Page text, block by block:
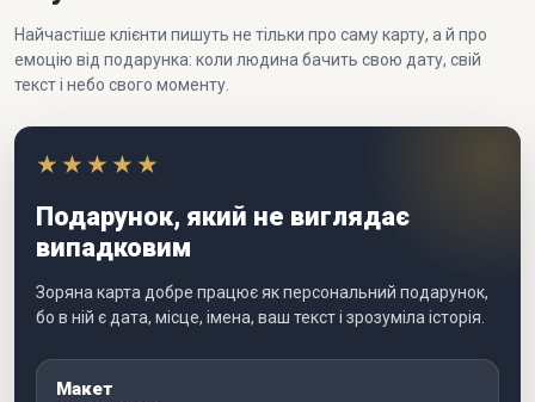
Найчастіше клієнти пишуть не тільки про саму карту, а й про
емоцію від подарунка: коли людина бачить свою дату, свій
текст і небо свого моменту.
★★★★★
Подарунок, який не виглядає
випадковим
Зоряна карта добре працює як персональний подарунок,
бо в ній є дата, місце, імена, ваш текст і зрозуміла історія.
Макет